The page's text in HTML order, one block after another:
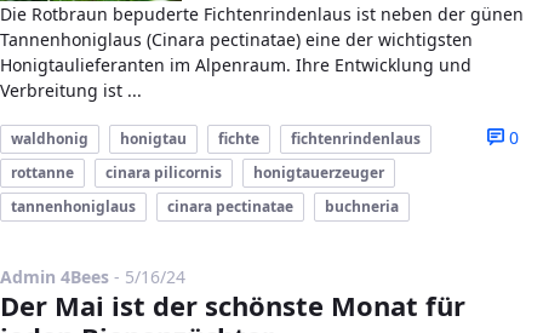
Die Rotbraun bepuderte Fichtenrindenlaus ist neben der günen
Tannenhoniglaus (Cinara pectinatae) eine der wichtigsten
Honigtaulieferanten im Alpenraum. Ihre Entwicklung und
Verbreitung ist ...
0
waldhonig honigtau fichte
fichtenrindenlaus
rottanne
cinara pilicornis
honigtauerzeuger
tannenhoniglaus
cinara pectinatae buchneria
Admin 4Bees - Published Date
5/16/24
Der Mai ist der schönste Monat für